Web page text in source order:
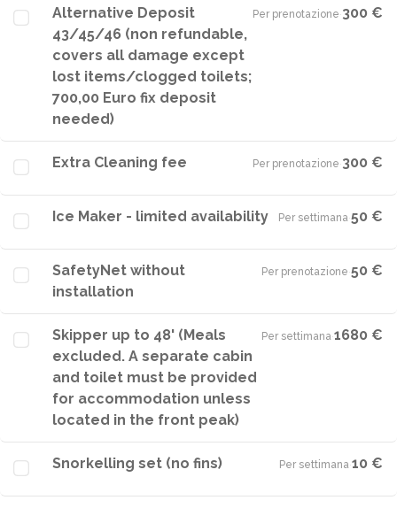
Alternative Deposit
43/45/46 (non refundable,
covers all damage except
lost items/clogged toilets;
700,00 Euro fix deposit
needed)
Per prenotazione·300 €
Extra Cleaning fee Per prenotazione·300 €
Ice Maker - limited availability Per settimana·50 €
SafetyNet without
installation
Per prenotazione·50 €
Skipper up to 48' (Meals
excluded. A separate cabin
and toilet must be provided
for accommodation unless
located in the front peak)
Per settimana·1680 €
Snorkelling set (no fins) Per settimana·10 €